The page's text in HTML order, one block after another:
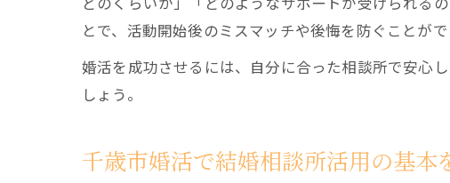
とで、活動開始後のミスマッチや後悔を防ぐことがで
婚活を成功させるには、自分に合った相談所で安心
しょう。
千歳市婚活で結婚相談所活用の基本